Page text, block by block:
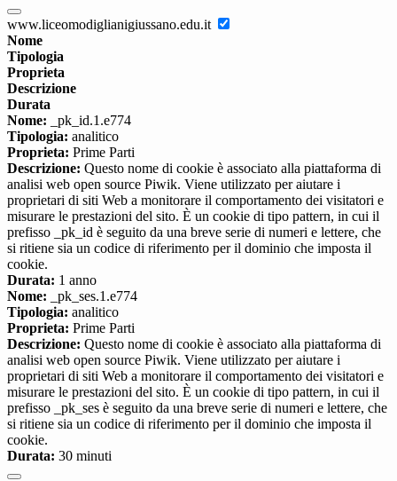
www.liceomodiglianigiussano.edu.it
Nome
Tipologia
Proprieta
Descrizione
Durata
Nome: _pk_id.1.e774
Tipologia: analitico
Proprieta: Prime Parti
Descrizione: Questo nome di cookie è associato alla piattaforma di
analisi web open source Piwik. Viene utilizzato per aiutare i
proprietari di siti Web a monitorare il comportamento dei visitatori e
misurare le prestazioni del sito. È un cookie di tipo pattern, in cui il
prefisso _pk_id è seguito da una breve serie di numeri e lettere, che
si ritiene sia un codice di riferimento per il dominio che imposta il
cookie.
Durata: 1 anno
Nome: _pk_ses.1.e774
Tipologia: analitico
Proprieta: Prime Parti
Descrizione: Questo nome di cookie è associato alla piattaforma di
analisi web open source Piwik. Viene utilizzato per aiutare i
proprietari di siti Web a monitorare il comportamento dei visitatori e
misurare le prestazioni del sito. È un cookie di tipo pattern, in cui il
prefisso _pk_ses è seguito da una breve serie di numeri e lettere, che
si ritiene sia un codice di riferimento per il dominio che imposta il
cookie.
Durata: 30 minuti